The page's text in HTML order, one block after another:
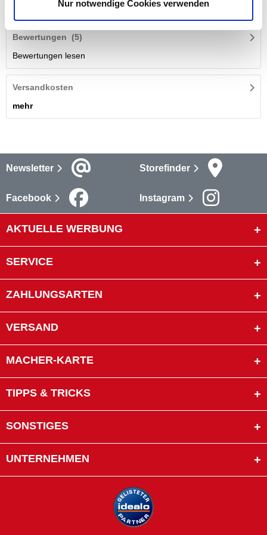
Nur notwendige Cookies verwenden
Bewertungen (5)
Bewertungen lesen
Versandkosten
mehr
Newsletter Storefinder
Facebook Instagram
AKTUELLE WERBUNG
SERVICE
ZAHLUNGSARTEN
VERSAND
MACHER-KARTE
TIPPS & TRICKS
SONSTIGES
UNTERNEHMEN